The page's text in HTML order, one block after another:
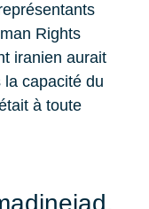
Rights
iranien aurait
capacité du
à toute